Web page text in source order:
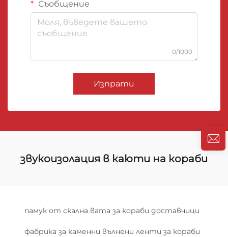
Съобщение
0/1000
Изпрати
звукоизолация в каюти на кораби
памук от скална вата за кораби доставчици
фабрика за каменни вълнени ленти за кораби